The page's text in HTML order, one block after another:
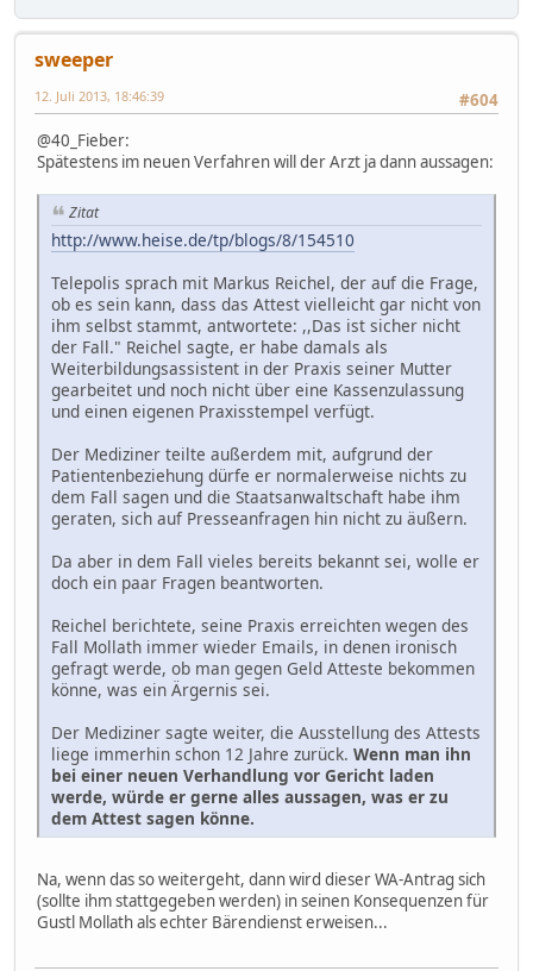
sweeper
#604
12. Juli 2013, 18:46:39
@40_Fieber:
Spätestens im neuen Verfahren will der Arzt ja dann aussagen:
Zitat
http://www.heise.de/tp/blogs/8/154510
Telepolis sprach mit Markus Reichel, der auf die Frage,
ob es sein kann, dass das Attest vielleicht gar nicht von
ihm selbst stammt, antwortete: ,,Das ist sicher nicht
der Fall." Reichel sagte, er habe damals als
Weiterbildungsassistent in der Praxis seiner Mutter
gearbeitet und noch nicht über eine Kassenzulassung
und einen eigenen Praxisstempel verfügt.
Der Mediziner teilte außerdem mit, aufgrund der
Patientenbeziehung dürfe er normalerweise nichts zu
dem Fall sagen und die Staatsanwaltschaft habe ihm
geraten, sich auf Presseanfragen hin nicht zu äußern.
Da aber in dem Fall vieles bereits bekannt sei, wolle er
doch ein paar Fragen beantworten.
Reichel berichtete, seine Praxis erreichten wegen des
Fall Mollath immer wieder Emails, in denen ironisch
gefragt werde, ob man gegen Geld Atteste bekommen
könne, was ein Ärgernis sei.
Der Mediziner sagte weiter, die Ausstellung des Attests
liege immerhin schon 12 Jahre zurück. Wenn man ihn
bei einer neuen Verhandlung vor Gericht laden
werde, würde er gerne alles aussagen, was er zu
dem Attest sagen könne.
Na, wenn das so weitergeht, dann wird dieser WA-Antrag sich
(sollte ihm stattgegeben werden) in seinen Konsequenzen für
Gustl Mollath als echter Bärendienst erweisen...